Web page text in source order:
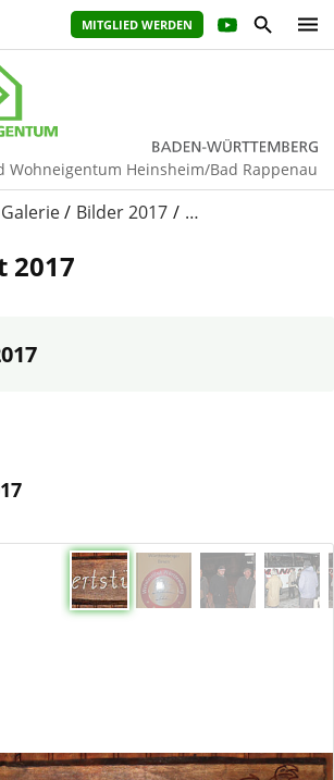
MITGLIED WERDEN
Wohneigentum Heinsheim/Bad Rappenau
Bilder 2017 …
2017